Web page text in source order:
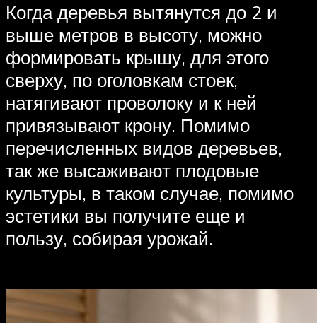
Когда деревья вытянутся до 2 и
выше метров в высоту, можно
формировать крышу, для этого
сверху, по оголовкам стоек,
натягивают проволоку и к ней
привязывают крону. Помимо
перечисленных видов деревьев,
так же высаживают плодовые
культуры, в таком случае, помимо
эстетики вы получите еще и
пользу, собирая урожай.